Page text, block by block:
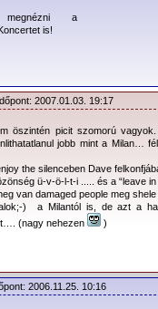
effektezett
felvételek háttérvetítésbe
koncerten. Kézenfekvő
megbízzák. A több mint
arról, hogy mit
kell.
jellemzi az
merészebb
állóképek,
zoom-ok
való
annak
megnézni a
is!
2007.01.03. 19:17
öszintén picit szomorú
jobb mint a Milan…
the silenceben Dave
ü-v-ö-l-t-i ..... és a “leave in
van damaged people meg
) a Milantól is, de azt a
(nagy nehezen
)
2006.11.25. 10:16